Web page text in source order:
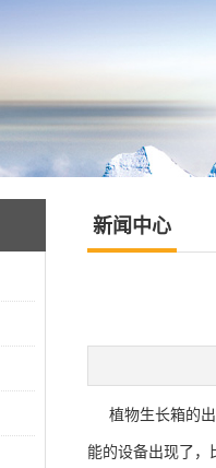
新闻中心
植物生长箱的出
能的设备出现了，